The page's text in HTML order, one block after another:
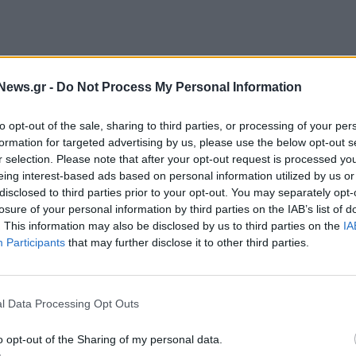
- Do Not Process My Personal Information
opt-out of the sale, sharing to third parties, or processing of your
for targeted advertising by us, please use the below opt-out
selection. Please note that after your opt-out request is processed
interest-based ads based on personal information utilized by us
to third parties prior to your opt-out. You may separately
of your personal information by third parties on the IAB’s list of
This information may also be disclosed by us to third parties on the
Participants that may further disclose it to other third parties.
Data Processing Opt Outs
opt-out of the Sharing of my personal data.
η επένδυση της MYTILINEOS θα
κατασκευή μιας μονάδας υδρογόνου που θα
παραγωγή και θα τροφοδοτεί τα βαρέα οχήματα
της χώρας, τον Sydney –
η μονάδα είναι στην πλέον κατάλληλη θέση,
για τα βαρέα οχήματα, καθώς όλα τα οχήματα
χρησιμοποιούν τη συγκεκριμένη διαδρομή.
των μεταφορών αναπτύσσεται συνεχώς και
τα βαρέα οχήματα φαίνεται πως τείνουν να
βρίσκονται στην πρώτη θέση των
των μεταφορών παράγει ετησίως περίπου 7,3
οχήματα αντιπροσωπεύουν σημαντικό ποσοστό